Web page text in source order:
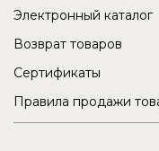
Электронный каталог
Возврат товаров
Сертификаты
Правила продажи